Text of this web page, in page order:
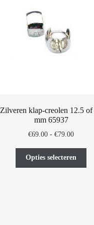
Zilveren klap-creolen 12.5 of
mm 65937
€69.00 - €79.00
tot
€79.00
Opties selecteren